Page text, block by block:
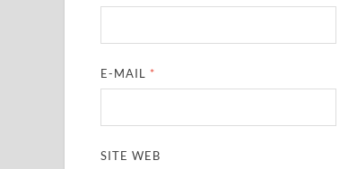
E-MAIL *
SITE WEB